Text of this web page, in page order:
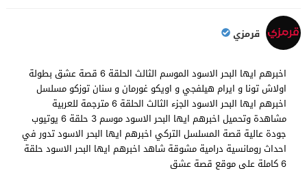
قرمزي
اخبرهم ايها البحر الاسود الموسم الثالث الحلقة 6 قصة عشق بطولة
اولاش تونا و ايرام هيلفجي و اويكو غورمان و سنان توزكو مسلسل
اخبرهم ايها البحر الاسود الجزء الثالث الحلقة 6 مترجمة للعربية
مشاهدة وتحميل اخبرهم ايها البحر الاسود موسم 3 حلقة 6 يوتيوب
جودة عالية قصة المسلسل التركي اخبرهم ايها البحر الاسود تدور في
احداث رومانسية درامية مشوقة شاهد اخبرهم ايها البحر الاسود حلقة
6 كاملة على موقع قصة عشق